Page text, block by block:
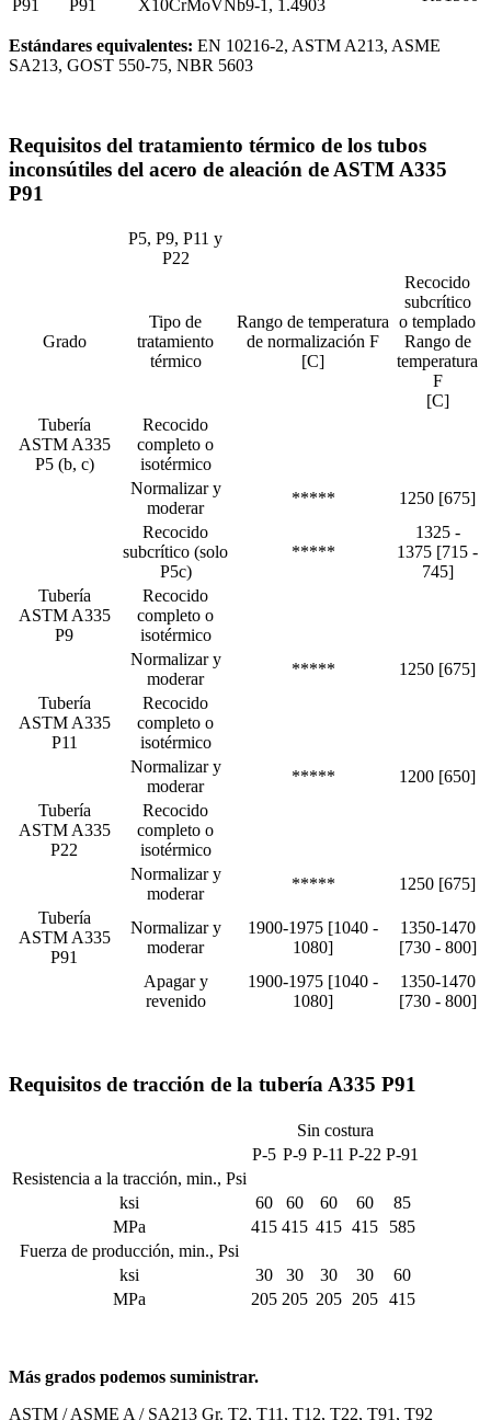
P91 P91 X10CrMoVNb9-1, 1.4903
Estándares equivalentes: EN 10216-2, ASTM A213, ASME
SA213, GOST 550-75, NBR 5603
Requisitos del tratamiento térmico de los tubos
inconsútiles del acero de aleación de ASTM A335
P91
P5, P9, P11 y
P22
Grado
Tipo de
tratamiento
térmico
Rango de temperatura
de normalización F
[C]
Recocido
subcrítico
o templado
Rango de
temperatura
F
[C]
Tubería
ASTM A335
P5 (b, c)
Recocido
completo o
isotérmico
Normalizar y
moderar
*****
1250 [675]
Recocido
subcrítico (solo
P5c)
*****
1325 -
1375 [715 -
745]
Tubería
ASTM A335
P9
Recocido
completo o
isotérmico
Normalizar y
moderar
*****
1250 [675]
Tubería
ASTM A335
P11
Recocido
completo o
isotérmico
Normalizar y
moderar
*****
1200 [650]
Tubería
ASTM A335
P22
Recocido
completo o
isotérmico
Normalizar y
moderar
*****
1250 [675]
Tubería
ASTM A335
P91
Normalizar y
moderar
1900-1975 [1040 -
1080]
1350-1470
[730 - 800]
Apagar y
revenido
1900-1975 [1040 -
1080]
1350-1470
[730 - 800]
Requisitos de tracción de la tubería A335 P91
Sin costura
P-5 P-9 P-11 P-22 P-91
Resistencia a la tracción, min., Psi
ksi
60 60 60 60
85
MPa
415 415 415 415
585
Fuerza de producción, min., Psi
ksi
30 30 30 30
60
MPa
205 205 205 205 415
Más grados podemos suministrar.
ASTM / ASME A / SA213 Gr. T2, T11, T12, T22, T91, T92